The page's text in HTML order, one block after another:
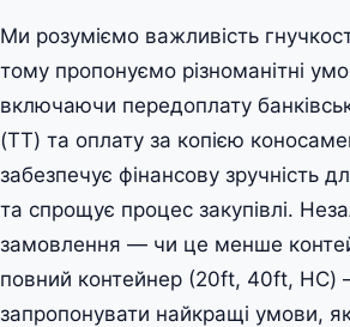
Ми розуміємо важливість
тому пропонуємо різноманітні
включаючи передоплату
(TT) та оплату за копією
забезпечує фінансову зручність
та спрощує процес закупівлі.
замовлення — чи це менше
повний контейнер (20ft, 40ft,
запропонувати найкращі умови,